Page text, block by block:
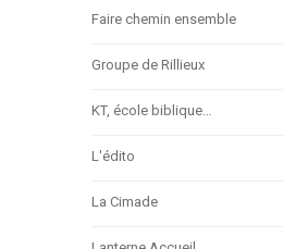
Faire chemin ensemble
Groupe de Rillieux
KT, école biblique…
L'édito
La Cimade